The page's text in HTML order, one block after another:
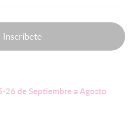
Inscríbete
26 de Septiembre a Agosto